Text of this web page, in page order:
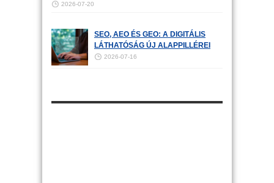
2026-07-20
SEO, AEO ÉS GEO: A DIGITÁLIS
LÁTHATÓSÁG ÚJ ALAPPILLÉREI
2026-07-16